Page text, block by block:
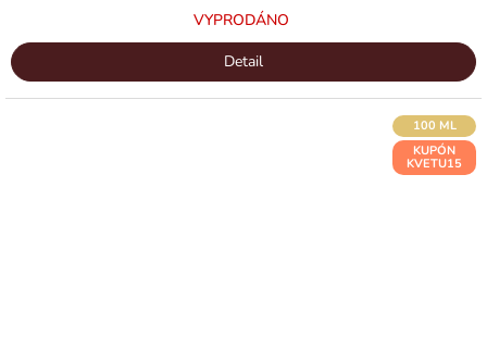
VYPRODÁNO
Detail
100 ML
KUPÓN
KVETU15